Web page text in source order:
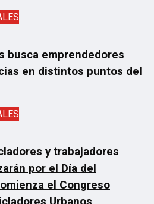
busca emprendedores
en distintos puntos del
y trabajadores
por el Día del
el Congreso